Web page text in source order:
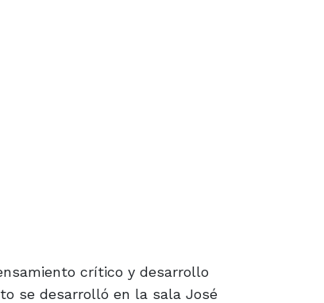
crítico y desarrollo
se desarrolló en la sala José